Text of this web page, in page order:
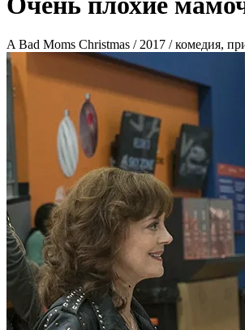
A Bad Moms Christmas / 2017 / комедия,